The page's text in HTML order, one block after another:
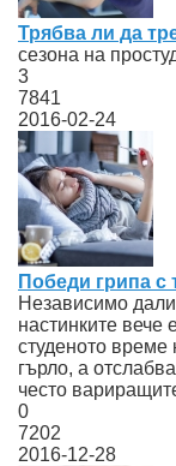
Трябва ли да
сезона на
3
7841
2016-02-24
Победи грипа с
Независимо
настинките вече
студеното време
гърло, а
често
0
7202
2016-12-28